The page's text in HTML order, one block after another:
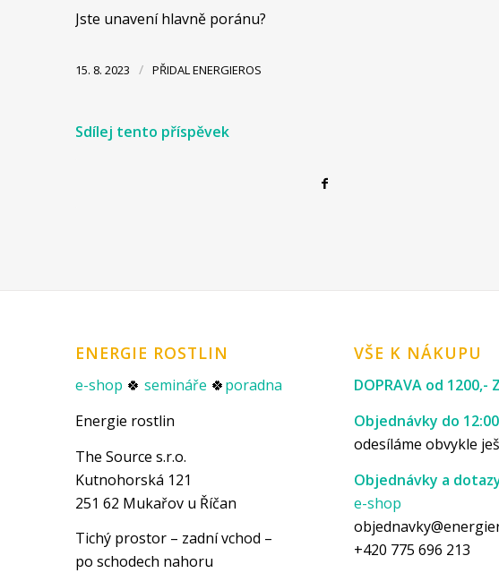
Jste unavení hlavně poránu?
15. 8. 2023 / PŘIDALENERGIEROS
Sdílej tento příspěvek
ENERGIE ROSTLIN
e-shop 🍀 semináře 🍀poradna
Energie rostlin
The Source s.r.o.
Kutnohorská 121
251 62 Mukařov u Říčan
Tichý prostor – zadní vchod –
po schodech nahoru
VŠE K NÁKUPU
DOPRAVA od 1200,-
Objednávky do 12:00
odesíláme obvykle
Objednávky a
e-shop
+420 775 696 213